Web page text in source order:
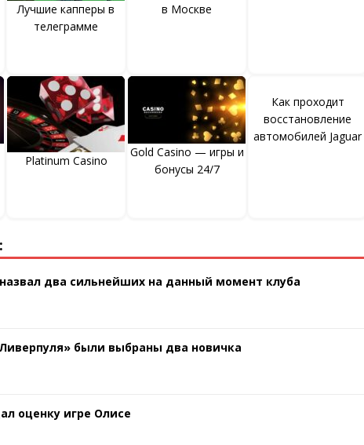
Лучшие капперы в
телеграмме
в Москве
Platinum Casino
Gold Casino — игры и
бонусы 24/7
Как проходит
восстановление
автомобилей Jaguar
два сильнейших на данный момент клуба
были выбраны два новичка
оценку игре Олисе